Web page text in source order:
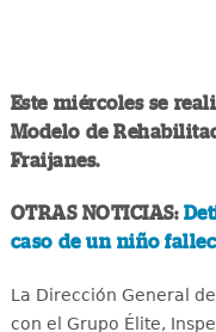
Este miércoles se
Modelo de
Fraijanes.
OTRAS NOTICIAS:
caso de un niño
La Dirección General
con el Grupo Élite,